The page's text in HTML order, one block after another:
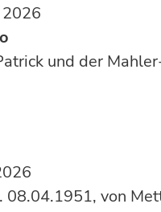
Mai 2026
und der
5. Mai 2026
08.04.1951, von